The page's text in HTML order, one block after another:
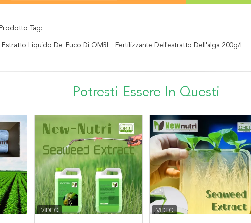
Prodotto Tag:
Estratto Liquido Del Fuco Di OMRI Fertilizzante Dell'estratto Dell'alga 200g/L
Potresti Essere In Questi